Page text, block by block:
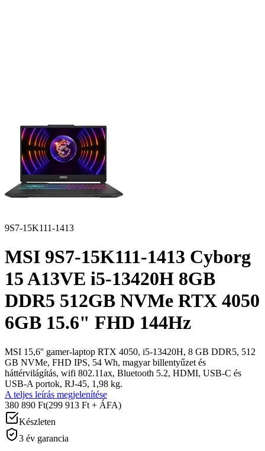
9S7-15K111-1413
MSI 9S7-15K111-1413 Cyborg
15 A13VE i5-13420H 8GB
DDR5 512GB NVMe RTX 4050
6GB 15.6" FHD 144Hz
MSI 15,6'' gamer-laptop RTX 4050, i5-13420H, 8 GB DDR5, 512
GB NVMe, FHD IPS, 54 Wh, magyar billentyűzet és
háttérvilágítás, wifi 802.11ax, Bluetooth 5.2, HDMI, USB-C és
USB-A portok, RJ-45, 1,98 kg.
A teljes leírás megjelenítése
380 890 Ft(299 913 Ft + ÁFA)
Készleten
3 év garancia